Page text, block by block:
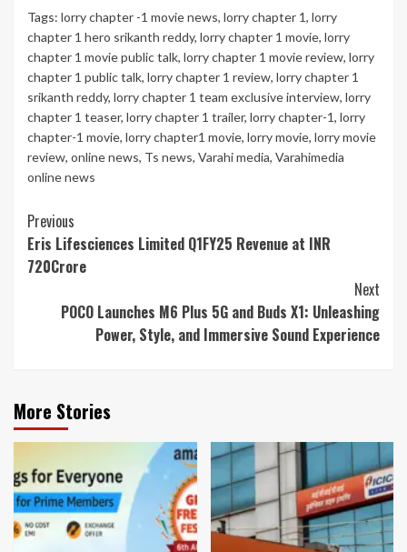
Tags: lorry chapter -1 movie news, lorry chapter 1, lorry
chapter 1 hero srikanth reddy, lorry chapter 1 movie, lorry
chapter 1 movie public talk, lorry chapter 1 movie review, lorry
chapter 1 public talk, lorry chapter 1 review, lorry chapter 1
srikanth reddy, lorry chapter 1 team exclusive interview, lorry
chapter 1 teaser, lorry chapter 1 trailer, lorry chapter-1, lorry
chapter-1 movie, lorry chapter1 movie, lorry movie, lorry movie
review, online news, Ts news, Varahi media, Varahimedia
online news
Continue
Reading
Previous
Eris Lifesciences Limited Q1FY25 Revenue at INR
720Crore
Next
POCO Launches M6 Plus 5G and Buds X1: Unleashing
Power, Style, and Immersive Sound Experience
More Stories